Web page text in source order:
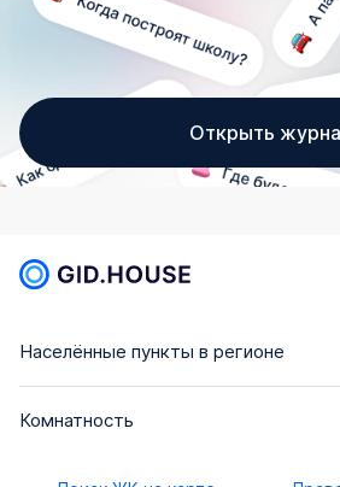
Открыть
Населённые пункты в регионе
Комнатность